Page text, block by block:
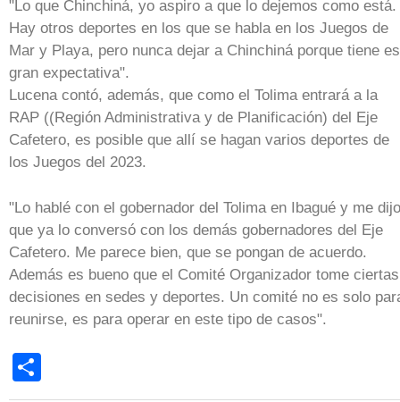
"Lo que Chinchiná, yo aspiro a que lo dejemos como está.
Hay otros deportes en los que se habla en los Juegos de
Mar y Playa, pero nunca dejar a Chinchiná porque tiene
gran expectativa".
Lucena contó, además, que como el Tolima entrará a la
RAP ((Región Administrativa y de Planificación) del Eje
Cafetero, es posible que allí se hagan varios deportes de
los Juegos del 2023.
"Lo hablé con el gobernador del Tolima en Ibagué y me dijo
que ya lo conversó con los demás gobernadores del Eje
Cafetero. Me parece bien, que se pongan de acuerdo.
Además es bueno que el Comité Organizador tome ciertas
decisiones en sedes y deportes. Un comité no es solo
reunirse, es para operar en este tipo de casos".